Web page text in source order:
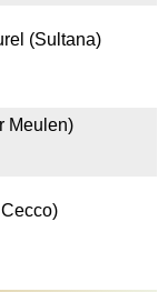
(Sultana)
Meulen)